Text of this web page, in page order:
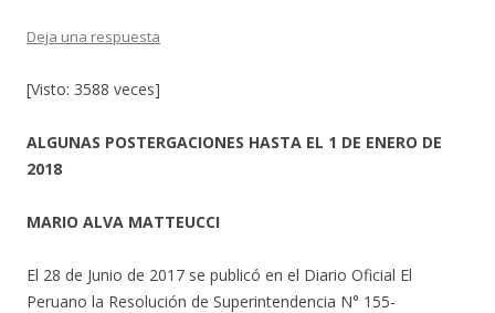
Deja una respuesta
[Visto: 3588 veces]
ALGUNAS POSTERGACIONES HASTA EL 1 DE ENERO DE
2018
MARIO ALVA MATTEUCCI
El 28 de Junio de 2017 se publicó en el Diario Oficial El
Peruano la Resolución de Superintendencia N° 155-